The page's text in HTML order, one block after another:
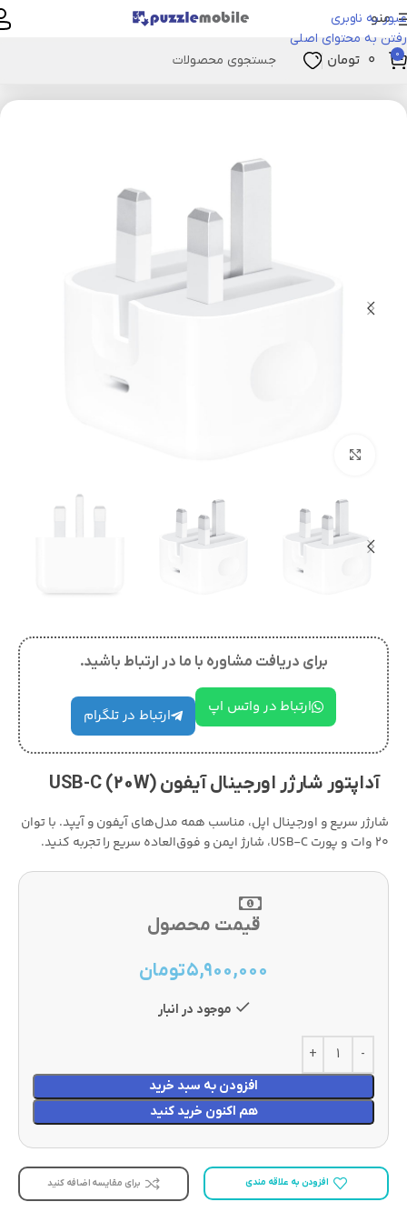
عبور به ناوبری
رفتن به محتوای اصلی
منو
0 ۰ تومان
خانه ملزومات شارژ شارژر - موبایل
برای دریافت مشاوره با ما در ارتباط باشید.
ارتباط در واتس اپ ارتباط در تلگرام
آداپتور شارژر اورجینال آیفون USB-C (20W)
شارژر سریع و اورجینال اپل، مناسب همه مدل‌های آیفون و آیپد. با توان
20 وات و پورت USB‑C، شارژ ایمن و فوق‌العاده سریع را تجربه کنید.
قیمت محصول
۵,۹۰۰,۰۰۰تومان
موجود در انبار
افزودن به سبد خرید
هم اکنون خرید کنید
افزودن به علاقه مندی برای مقایسه اضافه کنید